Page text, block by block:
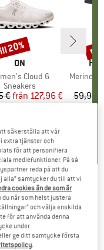
VARUMÄRKE
ON
Cloud 6
Produktgrupp
Sneakers
Pris
€ Reducerat pris
från 127,96 €
4,7(
20%
Produkter
MerinoMix150
59,95 €
till
-
säkerställa att vår
extra tjänster och
för att personifiera
mediefunktioner. På så
reda på att du
alla” samtycker du till att vi
cookies än de som är
du när som helst justera
och välja enskilda
för att använda denna
under
ge ditt samtycke första
.